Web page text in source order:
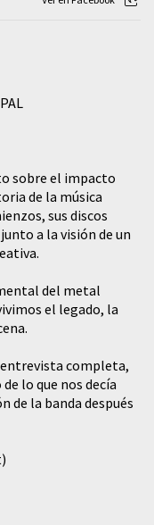
sobre el impacto
de la música
sus discos
a la visión de un
del metal
el legado, la
completa,
lo que nos decía
de la banda después